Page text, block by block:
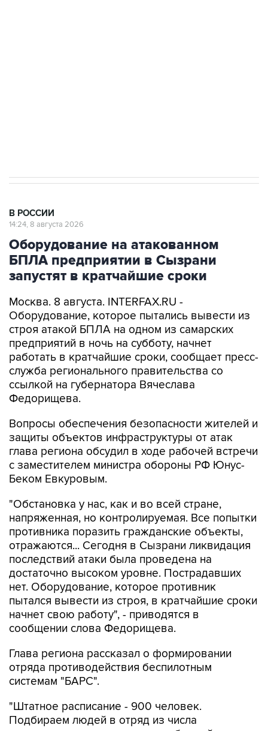
В РОССИИ
14:24, 8 августа 2026
Оборудование на атакованном
БПЛА предприятии в Сызрани
запустят в кратчайшие сроки
Москва. 8 августа. INTERFAX.RU -
Оборудование, которое пытались вывести из
строя атакой БПЛА на одном из самарских
предприятий в ночь на субботу, начнет
работать в кратчайшие сроки, сообщает пресс-
служба регионального правительства со
ссылкой на губернатора Вячеслава
Федорищева.
Вопросы обеспечения безопасности жителей и
защиты объектов инфраструктуры от атак
глава региона обсудил в ходе рабочей встречи
с заместителем министра обороны РФ Юнус-
Беком Евкуровым.
"Обстановка у нас, как и во всей стране,
напряженная, но контролируемая. Все попытки
противника поразить гражданские объекты,
отражаются... Сегодня в Сызрани ликвидация
последствий атаки была проведена на
достаточно высоком уровне. Пострадавших
нет. Оборудование, которое противник
пытался вывести из строя, в кратчайшие сроки
начнет свою работу", - приводятся в
сообщении слова Федорищева.
Глава региона рассказал о формировании
отряда противодействия беспилотным
системам "БАРС".
"Штатное расписание - 900 человек.
Подбираем людей в отряд из числа